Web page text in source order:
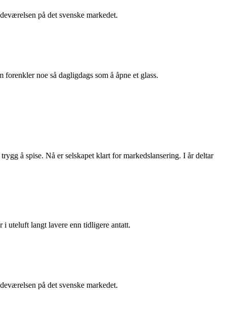
på det svenske markedet.
noe så dagligdags som å åpne et glass.
å spise. Nå er selskapet klart for markedslansering. I år deltar
uteluft langt lavere enn tidligere antatt.
på det svenske markedet.